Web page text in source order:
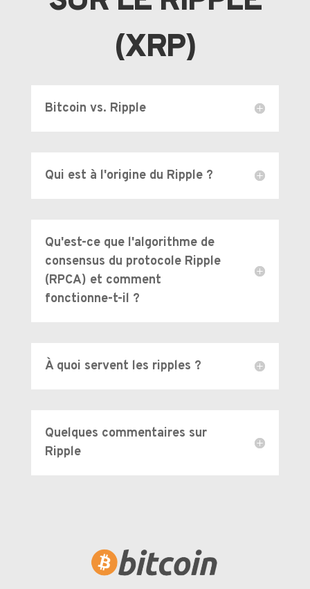
(XRP)
Bitcoin vs. Ripple
Qui est à l'origine du Ripple ?
Qu'est-ce que l'algorithme de
consensus du protocole Ripple
(RPCA) et comment
fonctionne-t-il ?
À quoi servent les ripples ?
Quelques commentaires sur
Ripple